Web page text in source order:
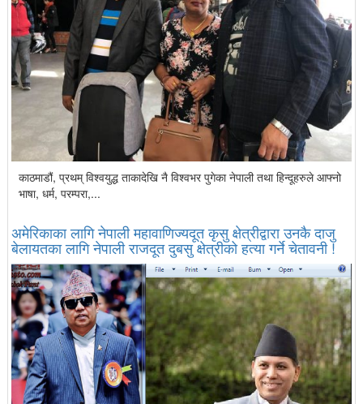
काठमाडौं, प्रथम् विश्वयुद्ध ताकादेखि नै विश्वभर पुगेका नेपाली तथा हिन्दूहरुले आफ्नो
भाषा, धर्म, परम्परा,...
अमेरिकाका लागि नेपाली महावाणिज्यदूत कृसु क्षेत्रीद्वारा उनकै दाजु
बेलायतका लागि नेपाली राजदूत दुबसु क्षेत्रीको हत्या गर्ने चेतावनी !